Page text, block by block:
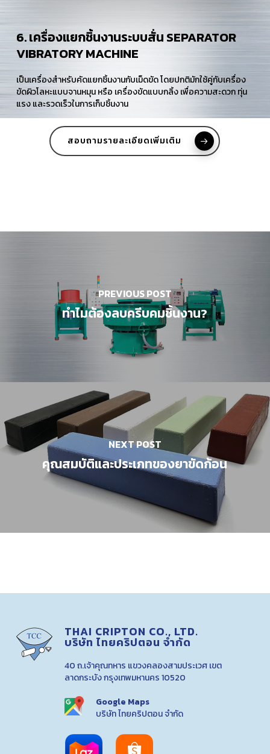
6. เครื่องแยกชิ้นงานระบบสั่น SEPARATOR
VIBRATORY MACHINE
เป็นเครื่องสำหรับคัดแยกชิ้นงานกับเม็ดขัด โดยปกติมักใช้คู่กับเครื่อง
ขัดผิวโลหะแบบจานหมุน หรือ เครื่องขัดแบบกลิ้ง เพื่อความสะดวก ทุ่น
แรง และรวดเร็วในการเก็บชิ้นงาน
สอบถามรายละเอียดเพิ่มเติม
PREVIOUS POST
ทำไมต้องลบครีบคมชิ้นงาน?
NEXT POST
คุณสมบัติและประเภทของยาขัดก้อน
THAI CRIPTON CO., LTD.
บริษัท ไทยคริปตอน จำกัด
40 ถ.เจ้าคุณทหาร แขวงคลองสามประเวศ เขต
ลาดกระบัง กรุงเทพมหานคร 10520
Google Maps
บริษัท ไทยคริปตอน จำกัด